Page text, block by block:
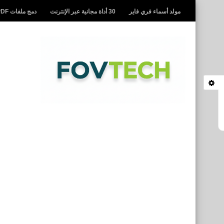
مولد أسماء فري فاير 30 أداة مجانية عبر الإنترنت دمج ملفات PDF